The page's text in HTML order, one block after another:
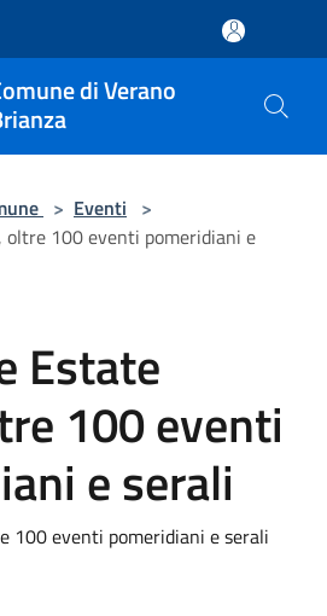
di Verano
> Eventi >
oltre 100 eventi pomeridiani e
Estate
100 eventi
e serali
100 eventi pomeridiani e serali